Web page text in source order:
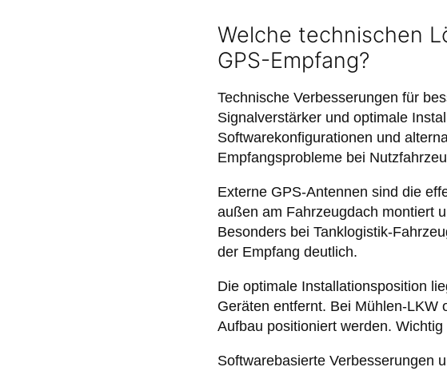
Welche technischen
GPS-Empfang?
Technische Verbesserungen für
Signalverstärker und optimale
Softwarekonfigurationen und
Empfangsprobleme bei
Externe GPS-Antennen sind die
außen am Fahrzeugdach montiert
Besonders bei Tanklogistik-
der Empfang deutlich.
Die optimale Installationsposition
Geräten entfernt. Bei Mühlen-LKW
Aufbau positioniert werden.
Softwarebasierte Verbesserungen